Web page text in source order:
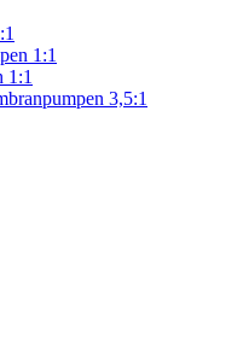
1:1
1:1
3,5:1